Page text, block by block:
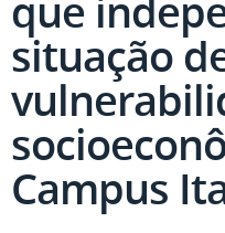
que
situação
Campus